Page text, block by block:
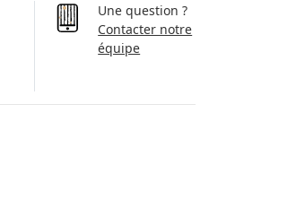
Une question ?
Contacter notre
équipe